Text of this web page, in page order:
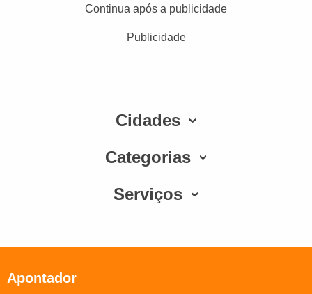
Continua após a publicidade
Publicidade
Cidades
Categorias
Serviços
Apontador